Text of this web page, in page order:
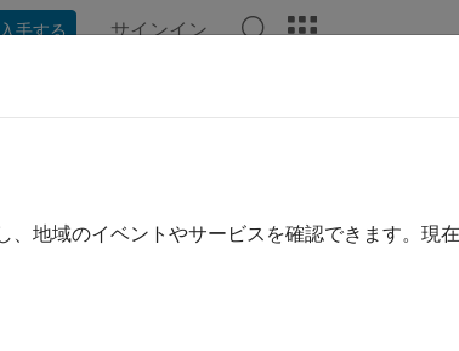
手する サインイン
型への変換
は、以下を入力します。
地域のイベントやサービスを確認できます。現